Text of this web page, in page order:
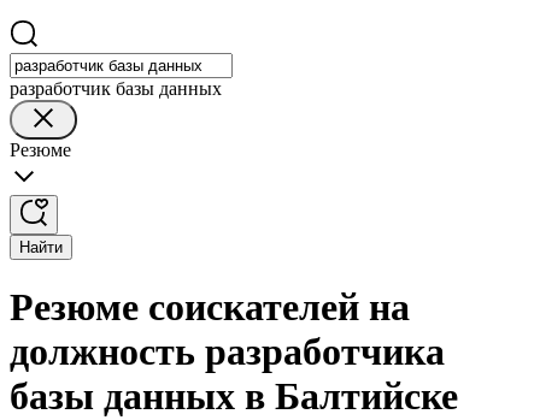
разработчик базы данных
Резюме
Найти
Резюме соискателей на
должность разработчика
базы данных в Балтийске